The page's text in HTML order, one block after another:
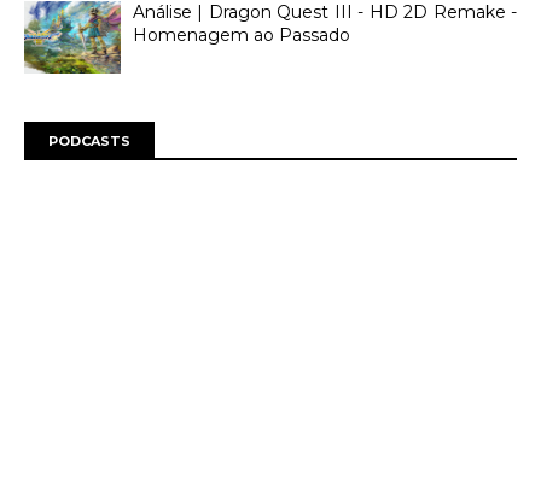
Análise | Dragon Quest III - HD 2D Remake -
Homenagem ao Passado
PODCASTS